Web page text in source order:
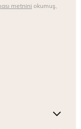
metnini okumuş,